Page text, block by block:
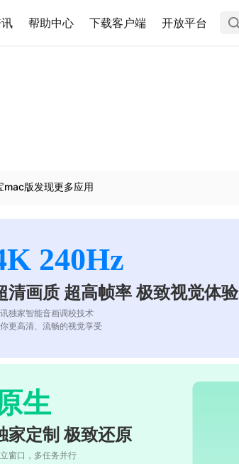
帮助中心 下载客户端 开放平台
mac版发现更多应用
240Hz
清画质 超高帧率 极致视觉体验
独家智能音画调校技术
更高清、流畅的视觉享受
生
家定制 极致还原
窗口，多任务并行